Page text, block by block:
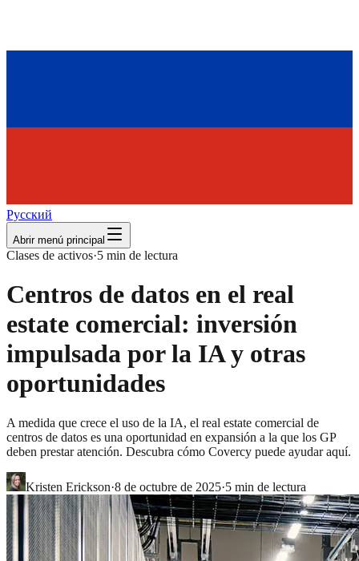
Русский
Abrir menú principal
Clases de activos·5 min de lectura
Centros de datos en el real
estate comercial: inversión
impulsada por la IA y otras
oportunidades
A medida que crece el uso de la IA, el real estate comercial de
centros de datos es una oportunidad en expansión a la que los GP
deben prestar atención. Descubra cómo Covercy puede ayudar aquí.
Kristen Erickson·8 de octubre de 2025·5 min de lectura